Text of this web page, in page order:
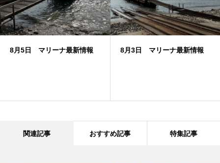
8月5日 マリーナ最新情報 8月3日 マリーナ最新情報
関連記事 おすすめ記事 特集記事